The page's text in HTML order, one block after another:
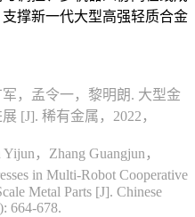
撑新一代大型高强轻质合金
，孟令一，黎明朗. 大型金
[J]. 稀有金属，2022，
，Zhang Guangjun，
in Multi-Robot Cooperative
Metal Parts [J]. Chinese
664-678.